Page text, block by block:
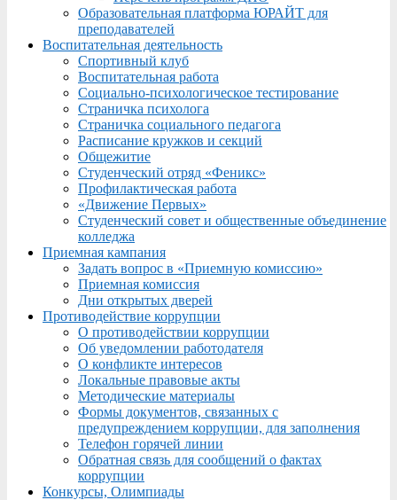
Образовательная платформа ЮРАЙТ для
преподавателей
Воспитательная деятельность
Спортивный клуб
Воспитательная работа
Социально-психологическое тестирование
Страничка психолога
Страничка социального педагога
Расписание кружков и секций
Общежитие
Студенческий отряд «Феникс»
Профилактическая работа
«Движение Первых»
Студенческий совет и общественные объединение
колледжа
Приемная кампания
Задать вопрос в «Приемную комиссию»
Приемная комиссия
Дни открытых дверей
Противодействие коррупции
О противодействии коррупции
Об уведомлении работодателя
О конфликте интересов
Локальные правовые акты
Методические материалы
Формы документов, связанных с
предупреждением коррупции, для заполнения
Телефон горячей линии
Обратная связь для сообщений о фактах
коррупции
Конкурсы, Олимпиады